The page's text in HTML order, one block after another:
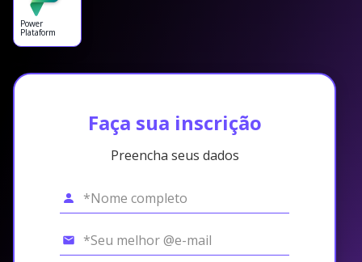
Power
Plataform
Faça sua inscrição
Preencha seus dados